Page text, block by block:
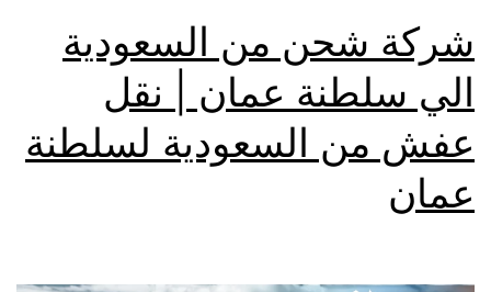
شركة شحن من السعودية
الي سلطنة عمان | نقل
عفش من السعودية لسلطنة
عمان